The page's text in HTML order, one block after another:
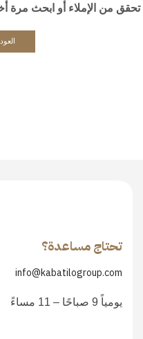
تحقق من الإملاء أو ابحث مرة
تحتاج مساعدة؟
info@kabatilogroup.com
يومياً 9 صباحًا – 11 مساءً